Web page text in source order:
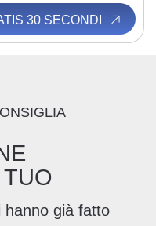
30 SECONDI
hanno già fatto